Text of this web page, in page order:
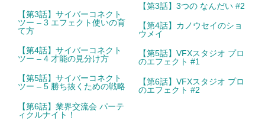
【第3話】サイバーコネクト
ツー – 3 エフェクト使いの育
て方
【第4話】サイバーコネクト
ツー – 4 才能の見分け方
【第5話】サイバーコネクト
ツー – 5 勝ち抜くための戦略
【第6話】業界交流会 パーテ
ィクルナイト！
【第3話】3つの なんだい #2
【第4話】カノウセイのショ
ウメイ
【第5話】VFXスタジオ プロ
のエフェクト #1
【第6話】VFXスタジオ プロ
のエフェクト #2